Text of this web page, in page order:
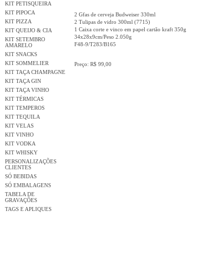
KIT PETISQUEIRA
KIT PIPOCA
KIT PIZZA
KIT QUEIJO & CIA
KIT SETEMBRO
AMARELO
KIT SNACKS
KIT SOMMELIER
KIT TAÇA CHAMPAGNE
KIT TAÇA GIN
KIT TAÇA VINHO
KIT TÉRMICAS
KIT TEMPEROS
KIT TEQUILA
KIT VELAS
KIT VINHO
KIT VODKA
KIT WHISKY
PERSONALIZAÇÕES
CLIENTES
SÓ BEBIDAS
SÓ EMBALAGENS
TABELA DE
GRAVAÇÕES
TAGS E APLIQUES
2 Gfas de cerveja Budweiser 330ml
2 Tulipas de vidro 300ml (7715)
1 Caixa corte e vinco em papel cartão kraft 350g
34x28x9cm/Peso 2.050g
F48-9/T283/B165
Preço: R$ 99,00